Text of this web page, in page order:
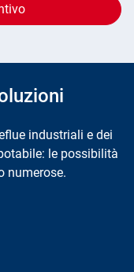
industriali e dei
le possibilità
numerose.